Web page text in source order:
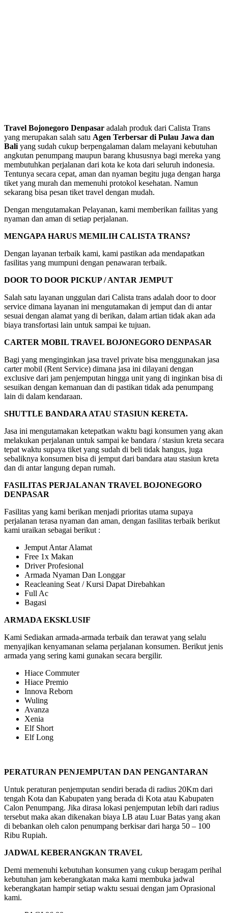
Travel Bojonegoro Denpasar adalah produk dari Calista Trans
yang merupakan salah satu Agen Terbersar di Pulau Jawa dan
Baliyang sudah cukup berpengalaman dalam melayani kebutuhan
angkutan penumpang maupun barang khususnya bagi mereka yang
membutuhkan perjalanan dari kota ke kota dari seluruh indonesia.
Tentunya secara cepat, aman dan nyaman begitu juga dengan harga
tiket yang murah dan memenuhi protokol kesehatan. Namun
sekarang bisa pesan tiket travel dengan mudah.
Dengan mengutamakan Pelayanan, kami memberikan failitas yang
nyaman dan aman di setiap perjalanan.
MENGAPA HARUS MEMILIH CALISTA TRANS?
Dengan layanan terbaik kami, kami pastikan ada mendapatkan
fasilitas yang mumpuni dengan penawaran terbaik.
DOOR TO DOOR PICKUP / ANTAR JEMPUT
Salah satu layanan unggulan dari Calista trans adalah door to door
service dimana layanan ini mengutamakan di jemput dan di antar
sesuai dengan alamat yang di berikan, dalam artian tidak akan ada
biaya transfortasi lain untuk sampai ke tujuan.
CARTER MOBIL TRAVEL BOJONEGORO DENPASAR
Bagi yang menginginkan jasa travel private bisa menggunakan jasa
carter mobil (Rent Service) dimana jasa ini dilayani dengan
exclusive dari jam penjemputan hingga unit yang di inginkan bisa di
sesuikan dengan kemanuan dan di pastikan tidak ada penumpang
lain di dalam kendaraan.
SHUTTLE BANDARA ATAU STASIUN KERETA.
Jasa ini mengutamakan ketepatkan waktu bagi konsumen yang akan
melakukan perjalanan untuk sampai ke bandara / stasiun kreta secara
tepat waktu supaya tiket yang sudah di beli tidak hangus, juga
sebaliknya konsumen bisa di jemput dari bandara atau stasiun kreta
dan di antar langung depan rumah.
FASILITAS PERJALANAN TRAVEL BOJONEGORO
DENPASAR
Fasilitas yang kami berikan menjadi prioritas utama supaya
perjalanan terasa nyaman dan aman, dengan fasilitas terbaik berikut
kami uraikan sebagai berikut :
Jemput Antar Alamat
Free 1x Makan
Driver Profesional
Armada Nyaman Dan Longgar
Reacleaning Seat / Kursi Dapat Direbahkan
Full Ac
Bagasi
ARMADA EKSKLUSIF
Kami Sediakan armada-armada terbaik dan terawat yang selalu
menyajikan kenyamanan selama perjalanan konsumen. Berikut jenis
armada yang sering kami gunakan secara bergilir.
Hiace Commuter
Hiace Premio
Innova Reborn
Wuling
Avanza
Xenia
Elf Short
Elf Long
PERATURAN PENJEMPUTAN DAN PENGANTARAN
Untuk peraturan penjemputan sendiri berada di radius 20Km dari
tengah Kota dan Kabupaten yang berada di Kota atau Kabupaten
Calon Penumpang. Jika dirasa lokasi penjemputan lebih dari radius
tersebut maka akan dikenakan biaya LB atau Luar Batas yang akan
di bebankan oleh calon penumpang berkisar dari harga 50 – 100
Ribu Rupiah.
JADWAL KEBERANGKAN TRAVEL
Demi memenuhi kebutuhan konsumen yang cukup beragam perihal
kebutuhan jam keberangkatan maka kami membuka jadwal
keberangkatan hampir setiap waktu sesuai dengan jam Oprasional
kami.